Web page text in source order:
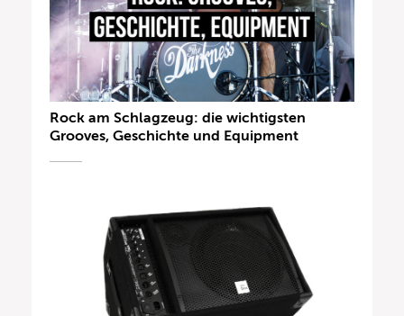
Rock am Schlagzeug: die wichtigsten
Grooves, Geschichte und Equipment